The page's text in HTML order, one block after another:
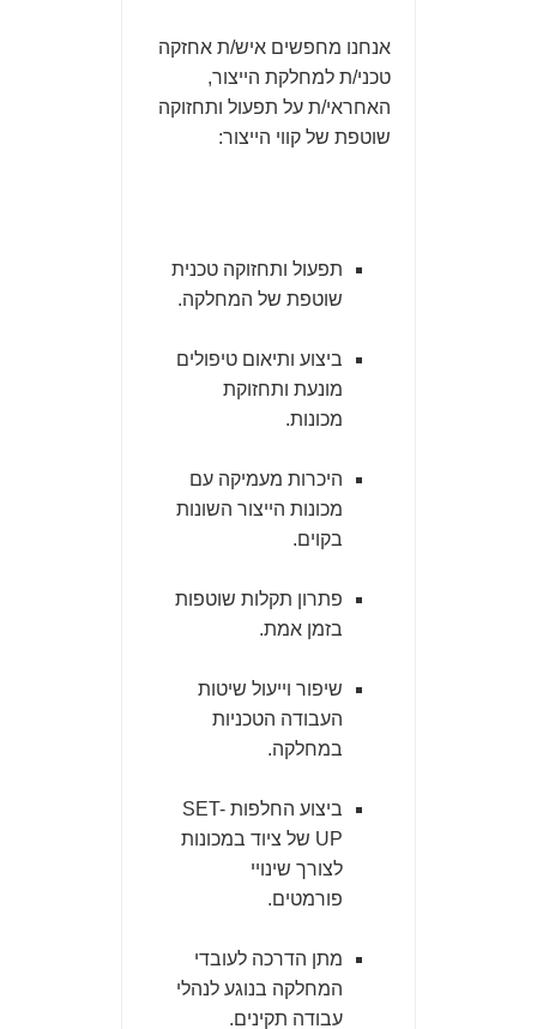
אנחנו מחפשים איש/ת אחזקה
טכני/ת למחלקת הייצור,
האחראי/ת על תפעול ותחזוקה
שוטפת של קווי הייצור:
תפעול ותחזוקה טכנית
שוטפת של המחלקה.
ביצוע ותיאום טיפולים
מונעת ותחזוקת
מכונות.
היכרות מעמיקה עם
מכונות הייצור השונות
בקוים.
פתרון תקלות שוטפות
בזמן אמת.
שיפור וייעול שיטות
העבודה הטכניות
במחלקה.
ביצוע החלפות SET-
UP של ציוד במכונות
לצורך שינויי
פורמטים.
מתן הדרכה לעובדי
המחלקה בנוגע לנהלי
עבודה תקינים.